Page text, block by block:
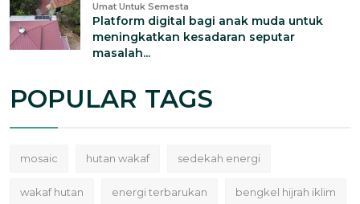
Umat Untuk Semesta
Platform digital bagi anak muda untuk
meningkatkan kesadaran seputar
masalah...
POPULAR TAGS
mosaic hutan wakaf sedekah energi
wakaf hutan energi terbarukan bengkel hijrah iklim